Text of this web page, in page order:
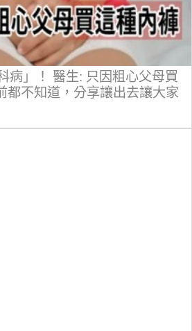
病」！ 醫生: 只因粗心父母買
都不知道，分享讓出去讓大家